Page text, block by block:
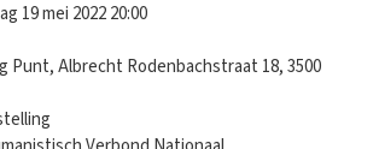
19 mei 2022 20:00
Punt, Albrecht Rodenbachstraat 18, 3500